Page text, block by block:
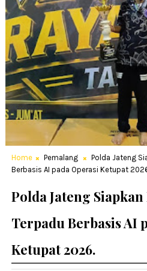
Home Pemalang
Polda Jateng
Berbasis AI pada Operasi Ketupat
Polda Jateng
Terpadu Berbasis AI
Ketupat 2026.